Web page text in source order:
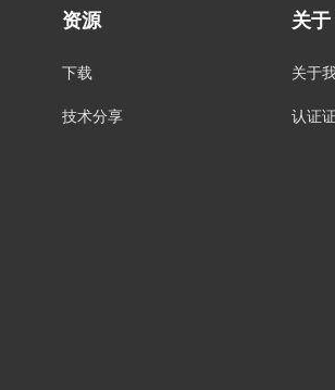
资源
下载
技术分享
关于
关于
认证